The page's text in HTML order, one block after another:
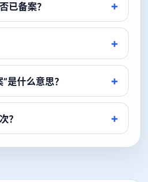
已备案？
是什么意思？
？